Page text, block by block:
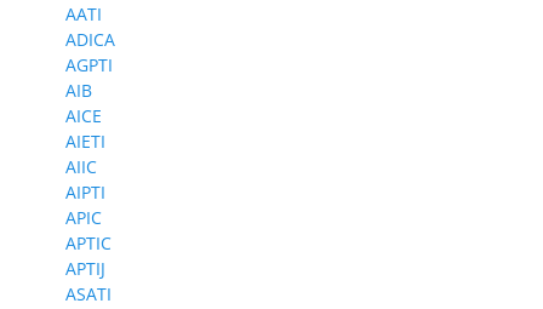
AATI
ADICA
AGPTI
AIB
AICE
AIETI
AIIC
AIPTI
APIC
APTIC
APTIJ
ASATI